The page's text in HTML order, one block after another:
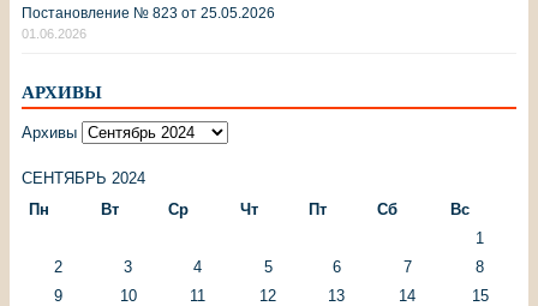
Постановление № 823 от 25.05.2026
01.06.2026
АРХИВЫ
Архивы
СЕНТЯБРЬ 2024
Пн
Вт Ср Чт Пт Сб
Вс
1
2
3 4 5 6 7
8
9
10 11 12 13 14
15